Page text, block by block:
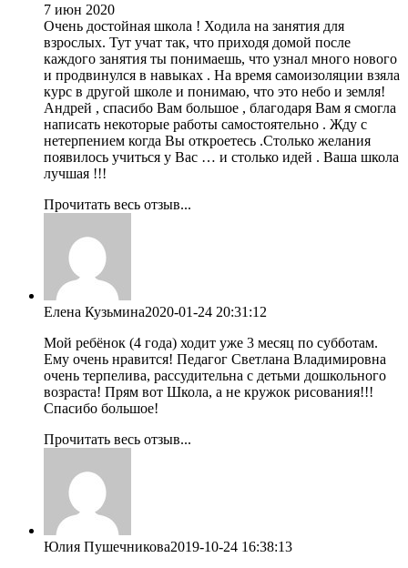
7 июн 2020
Очень достойная школа ! Ходила на занятия для
взрослых. Тут учат так, что приходя домой после
каждого занятия ты понимаешь, что узнал много нового
и продвинулся в навыках . На время самоизоляции взяла
курс в другой школе и понимаю, что это небо и земля!
Андрей , спасибо Вам большое , благодаря Вам я смогла
написать некоторые работы самостоятельно . Жду с
нетерпением когда Вы откроетесь .Столько желания
появилось учиться у Вас … и столько идей . Ваша школа
лучшая !!!
Прочитать весь отзыв...
Елена Кузьмина2020-01-24 20:31:12
Мой ребёнок (4 года) ходит уже 3 месяц по субботам.
Ему очень нравится! Педагог Светлана Владимировна
очень терпелива, рассудительна с детьми дошкольного
возраста! Прям вот Школа, а не кружок рисования!!!
Спасибо большое!
Прочитать весь отзыв...
Юлия Пушечникова2019-10-24 16:38:13